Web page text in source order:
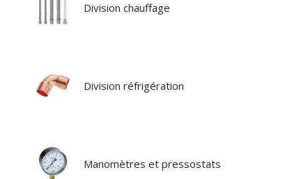
Division chauffage
Division réfrigération
Manomètres et pressostats